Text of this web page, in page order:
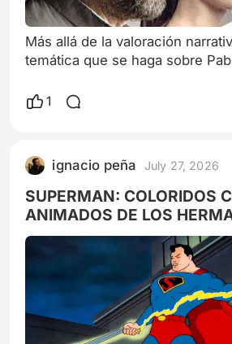
Más allá de la valoración
temática que se haga sobre
caso demuestra que se olvidó
la llamada Ciudad Oculta.
hospital más grande de
especialidad en tuberculosis,
1
ignacio peña July 27, 2026
SUPERMAN: COLORIDOS
ANIMADOS DE LOS
FLEISCHER